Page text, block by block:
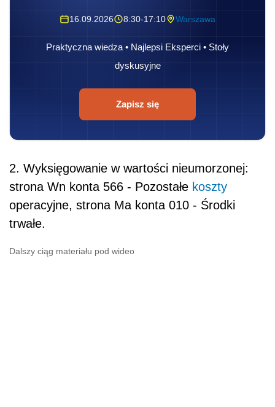
16.09.2026 8:30-17:10 Warszawa
Praktyczna wiedza • Najlepsi Eksperci • Stoły
dyskusyjne
Zapisz się
2. Wyksięgowanie w wartości nieumorzonej:
strona Wn konta 566 - Pozostałe koszty
operacyjne, strona Ma konta 010 - Środki
trwałe.
Dalszy ciąg materiału pod wideo